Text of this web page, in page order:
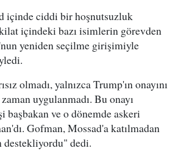
içinde ciddi bir hoşnutsuzluk
içindeki bazı isimlerin görevden
yeniden seçilme girişimiyle
olmadı, yalnızca Trump'ın onayını
uygulanmadı. Bu onayı
başbakan ve o dönemde askeri
Gofman, Mossad'a katılmadan
destekliyordu" dedi.